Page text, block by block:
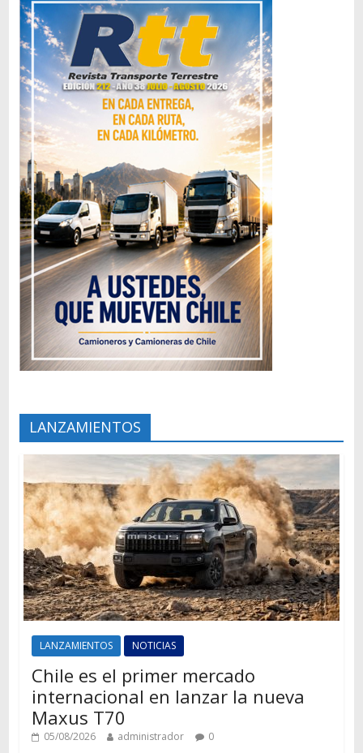
LANZAMIENTOS
LANZAMIENTOS NOTICIAS
Chile es el primer mercado
internacional en lanzar la nueva
Maxus T70
05/08/2026 administrador 0